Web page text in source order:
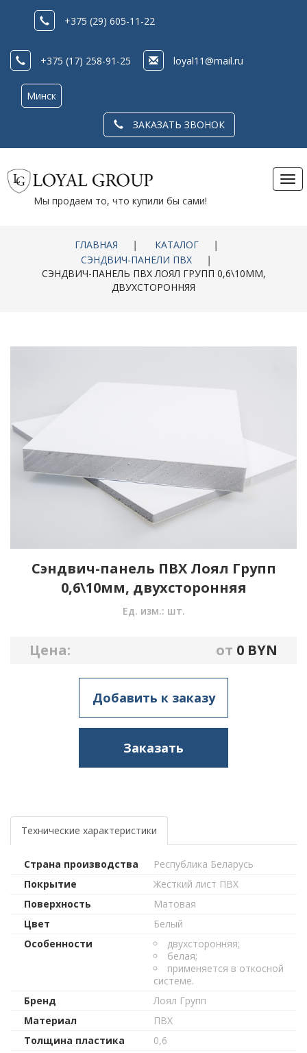
+375 (29) 605-11-22
+375 (17) 258-91-25 loyal11@mail.ru
Минск
ЗАКАЗАТЬ ЗВОНОК
Мы продаем то, что купили бы сами!
ГЛАВНАЯ | КАТАЛОГ
|
СЭНДВИЧ-ПАНЕЛИ ПВХ
|
СЭНДВИЧ-ПАНЕЛЬ ПВХ ЛОЯЛ ГРУПП 0,6\10ММ,
ДВУХСТОРОННЯЯ
Сэндвич-панель ПВХ Лоял Групп
0,6\10мм, двухсторонняя
Ед. изм.: шт.
Цена: от 0 BYN
Добавить к заказу
Заказать
Технические характеристики
Страна производства
Республика Беларусь
Покрытие
Жесткий лист ПВХ
Поверхность
Матовая
Цвет
Белый
Особенности
двухсторонняя;
белая;
применяется в откосной
системе.
Бренд
Лоял Групп
Материал
ПВХ
Толщина пластика
0,6